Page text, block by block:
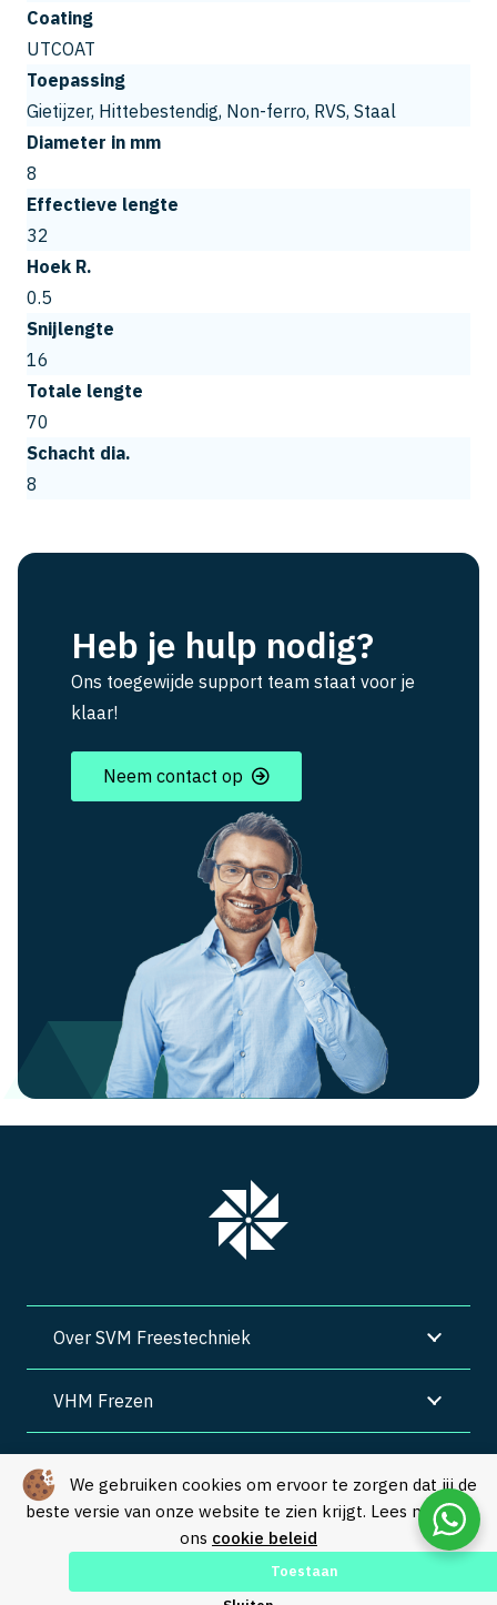
We gebruiken cookies om ervoor te zorgen dat jij de
beste versie van onze website te zien krijgt. Lees meer in
ons cookie beleid
Toestaan
Coating
UTCOAT
Toepassing
Gietijzer, Hittebestendig, Non-ferro, RVS, Staal
Diameter in mm
8
Effectieve lengte
32
Hoek R.
0.5
Snijlengte
16
Totale lengte
70
Schacht dia.
8
Heb je hulp nodig?
Ons toegewijde support team staat voor je
klaar!
Neem contact op
Over SVM Freestechniek
VHM Frezen
Algemene voorwaarden | Privacy
© Copyright 2026 – SVM Freestechniek |
Webdesign by Yooker–
Made with 💙